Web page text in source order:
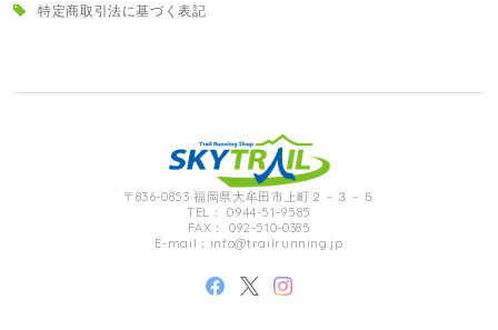
特定商取引法に基づく表記
〒836-0853 福岡県大牟田市上町２－３－５
TEL： 0944-51-9585
FAX： 092-510-0385
E-mail： info@trailrunning.jp